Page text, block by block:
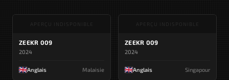
APERÇU INDISPONIBLE
ZEEKR 009
2024
Anglais Malaisie
APERÇU INDISPONIBLE
ZEEKR 009
2024
Anglais Singapour